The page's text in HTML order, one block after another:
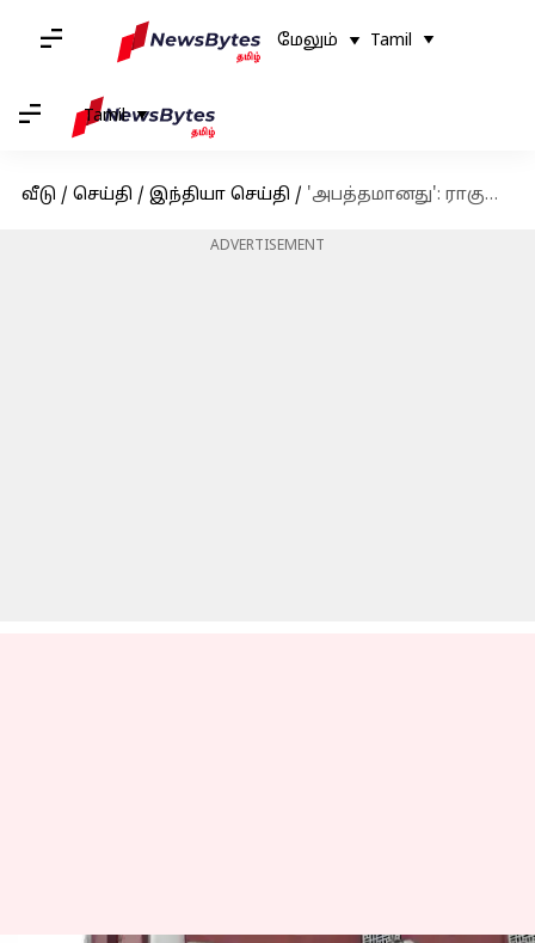
மேலும் Tamil
Tamil
வீடு / செய்தி / இந்தியா செய்தி / 'அபத்தமானது': ராகுல் காந்தியின் வாக்காளர் மோசடி குற்றச்சாட்டுகளை சாடிய தேர்தல் ஆணையம்
ADVERTISEMENT